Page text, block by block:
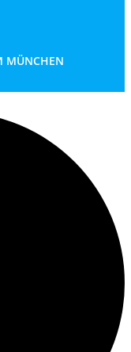
MÜNCHEN